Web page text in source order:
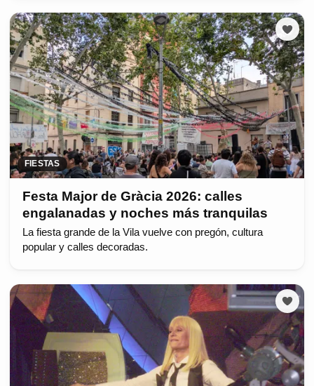
FIESTAS
Festa Major de Gràcia 2026: calles
engalanadas y noches más tranquilas
La fiesta grande de la Vila vuelve con pregón, cultura
popular y calles decoradas.